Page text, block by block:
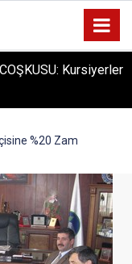
COŞKUSU: Kursiyerler
%20 Zam